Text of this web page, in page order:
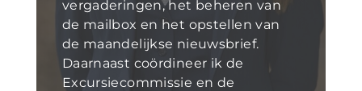
vergaderingen, het beheren van
de mailbox en het opstellen van
de maandelijkse nieuwsbrief.
Daarnaast coördineer ik de
Excursiecommissie en de